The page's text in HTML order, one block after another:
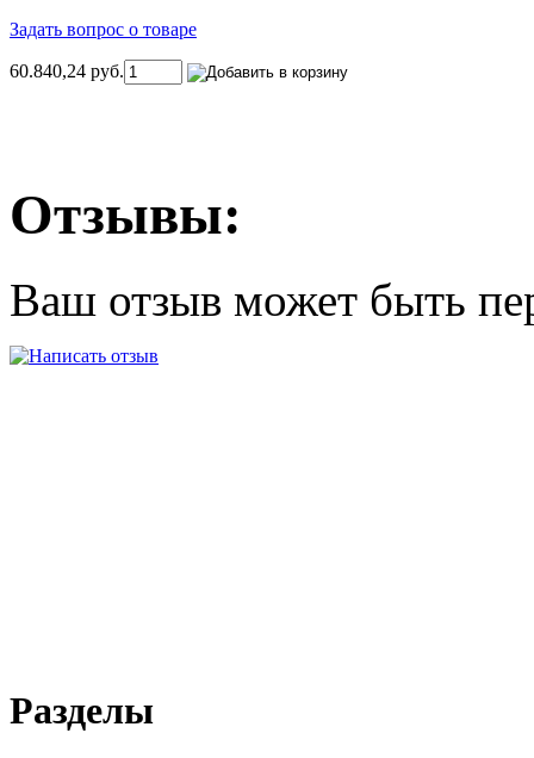
Задать вопрос о товаре
60.840,24 руб.
Отзывы:
Ваш отзыв может быть
Разделы